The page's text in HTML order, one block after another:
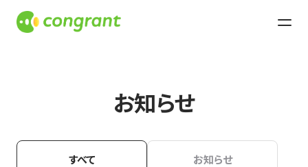
お知らせ
すべて お知らせ